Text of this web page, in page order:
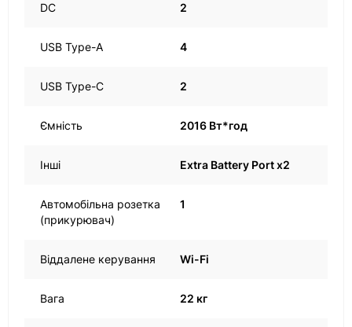
DC 2
USB Type-A 4
USB Type-C 2
Ємність 2016 Вт*год
Інші Extra Battery Port x2
Автомобільна розетка
(прикурювач)
1
Віддалене керування Wi-Fi
Вага 22 кг